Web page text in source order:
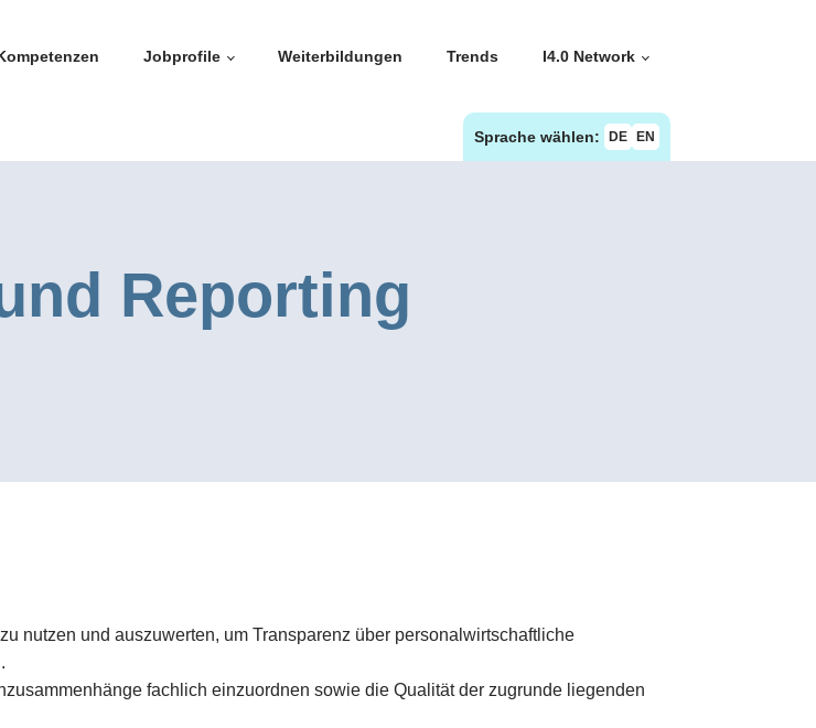
Jobprofile Weiterbildungen Trends I4.0 Network
Sprache wählen: DE EN
Reporting
nutzen und auszuwerten, um Transparenz über personalwirtschaftliche
fachlich einzuordnen sowie die Qualität der zugrunde liegenden